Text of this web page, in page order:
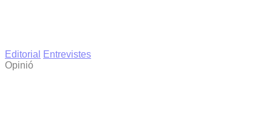
Editorial
Entrevistes
Opinió